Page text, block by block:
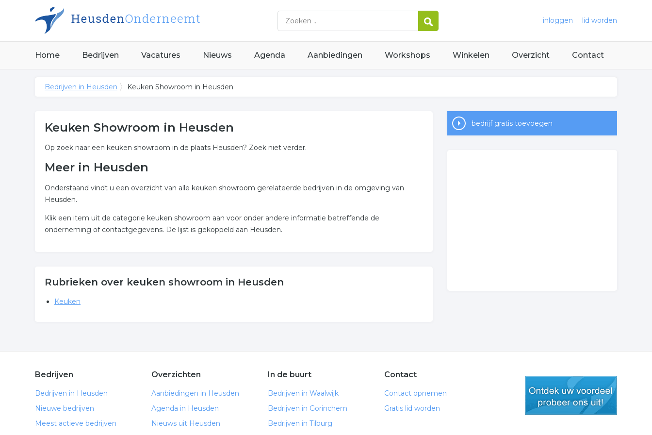
inloggen lid worden
Home Bedrijven Vacatures Nieuws Agenda Aanbiedingen Workshops Winkelen Overzicht Contact
Bedrijven in Heusden Keuken Showroom in Heusden
Keuken Showroom in Heusden
Op zoek naar een keuken showroom in de plaats Heusden? Zoek niet verder.
Meer in Heusden
Onderstaand vindt u een overzicht van alle keuken showroom gerelateerde bedrijven in de omgeving van
Heusden.
Klik een item uit de categorie keuken showroom aan voor onder andere informatie betreffende de
onderneming of contactgegevens. De lijst is gekoppeld aan Heusden.
Rubrieken over keuken showroom in Heusden
Keuken
bedrijf gratis toevoegen
Bedrijven
Bedrijven in Heusden
Nieuwe bedrijven
Meest actieve bedrijven
Overzichten
Aanbiedingen in Heusden
Agenda in Heusden
Nieuws uit Heusden
In de buurt
Bedrijven in Waalwijk
Bedrijven in Gorinchem
Bedrijven in Tilburg
Contact
Contact opnemen
Gratis lid worden